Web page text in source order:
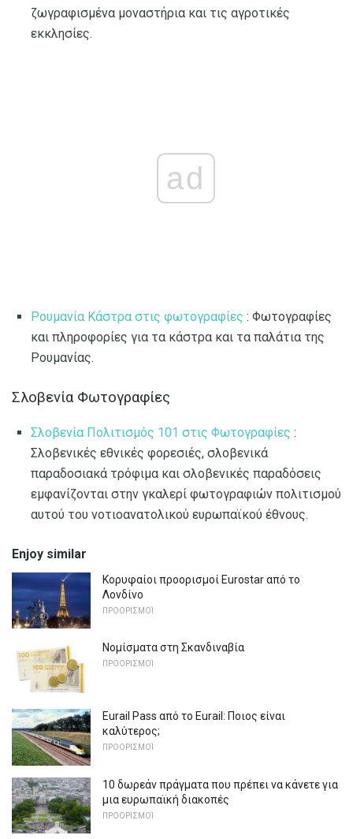
ζωγραφισμένα μοναστήρια και τις αγροτικές
εκκλησίες.
ad
Ρουμανία Κάστρα στις φωτογραφίες : Φωτογραφίες
και πληροφορίες για τα κάστρα και τα παλάτια της
Ρουμανίας.
Σλοβενία ​​Φωτογραφίες
Σλοβενία ​​Πολιτισμός 101 στις Φωτογραφίες :
Σλοβενικές εθνικές φορεσιές, σλοβενικά
παραδοσιακά τρόφιμα και σλοβενικές παραδόσεις
εμφανίζονται στην γκαλερί φωτογραφιών πολιτισμού
αυτού του νοτιοανατολικού ευρωπαϊκού έθνους.
Enjoy similar
Κορυφαίοι προορισμοί Eurostar από το
Λονδίνο
ΠΡΟΟΡΙΣΜΟΊ
Νομίσματα στη Σκανδιναβία
ΠΡΟΟΡΙΣΜΟΊ
Eurail Pass από το Eurail: Ποιος είναι
καλύτερος;
ΠΡΟΟΡΙΣΜΟΊ
10 δωρεάν πράγματα που πρέπει να κάνετε για
μια ευρωπαϊκή διακοπές
ΠΡΟΟΡΙΣΜΟΊ